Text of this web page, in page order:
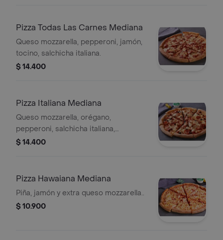
Pizza Todas Las Carnes Mediana
Queso mozzarella, pepperoni, jamón,
tocino, salchicha italiana.
$ 14.400
Pizza Italiana Mediana
Queso mozzarella, orégano,
pepperoni, salchicha italiana,
aceitunas negras, champiñón.
$ 14.400
Pizza Hawaiana Mediana
Piña, jamón y extra queso mozzarella..
$ 10.900